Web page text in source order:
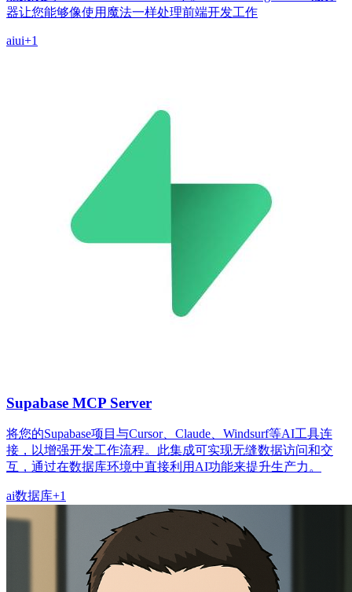
器让您能够像使用魔法一样处理前端开发工作
aiui+1
Supabase MCP Server
将您的Supabase项目与Cursor、Claude、Windsurf等AI工具连
接，以增强开发工作流程。此集成可实现无缝数据访问和交
互，通过在数据库环境中直接利用AI功能来提升生产力。
ai数据库+1